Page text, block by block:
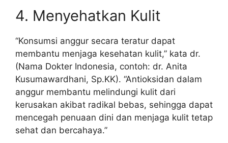
4. Menyehatkan Kulit
“Konsumsi anggur secara teratur dapat
membantu menjaga kesehatan kulit,” kata dr.
(Nama Dokter Indonesia, contoh: dr. Anita
Kusumawardhani, Sp.KK). “Antioksidan dalam
anggur membantu melindungi kulit dari
kerusakan akibat radikal bebas, sehingga dapat
mencegah penuaan dini dan menjaga kulit tetap
sehat dan bercahaya.”